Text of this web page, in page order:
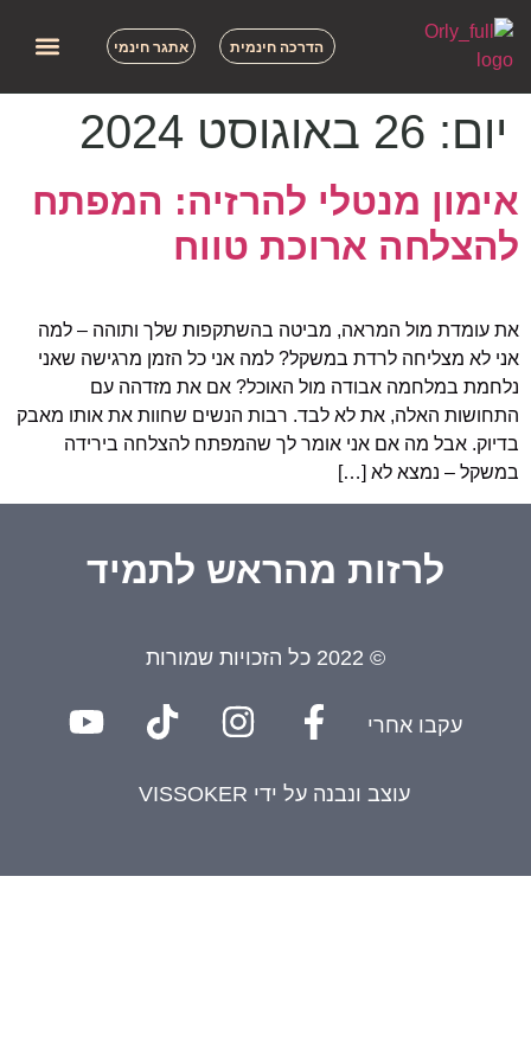
הדרכה חינמית אתגר חינמי
יום: 26 באוגוסט 2024
אימון מנטלי להרזיה: המפתח
להצלחה ארוכת טווח
את עומדת מול המראה, מביטה בהשתקפות שלך ותוהה – למה
אני לא מצליחה לרדת במשקל? למה אני כל הזמן מרגישה שאני
נלחמת במלחמה אבודה מול האוכל? אם את מזדהה עם
התחושות האלה, את לא לבד. רבות הנשים שחוות את אותו מאבק
בדיוק. אבל מה אם אני אומר לך שהמפתח להצלחה בירידה
במשקל – נמצא לא […]
לרזות מהראש לתמיד
© 2022 כל הזכויות שמורות
עקבו אחרי
עוצב ונבנה על ידי VISSOKER